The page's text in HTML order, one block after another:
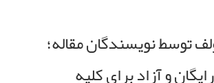
توسط نویسندگان مقاله؛
و آزاد برای کلیه